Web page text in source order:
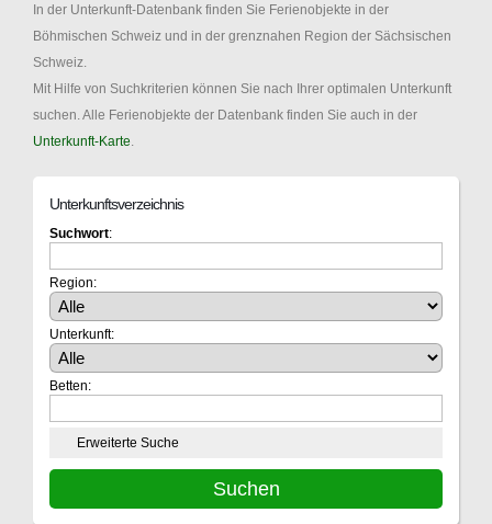
In der Unterkunft-Datenbank finden Sie Ferienobjekte in der
Böhmischen Schweiz und in der grenznahen Region der Sächsischen
Schweiz.
Mit Hilfe von Suchkriterien können Sie nach Ihrer optimalen Unterkunft
suchen. Alle Ferienobjekte der Datenbank finden Sie auch in der
Unterkunft-Karte
Unterkunftsverzeichnis
Suchwort:
Region:
Unterkunft:
Betten:
Erweiterte Suche